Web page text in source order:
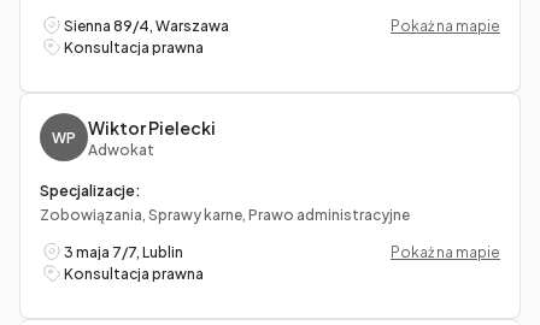
Sienna 89/4, Warszawa
Pokaż na mapie
Konsultacja prawna
WP Wiktor Pielecki
Adwokat
Specjalizacje:
Zobowiązania, Sprawy karne, Prawo administracyjne
3 maja 7/7, Lublin
Pokaż na mapie
Konsultacja prawna